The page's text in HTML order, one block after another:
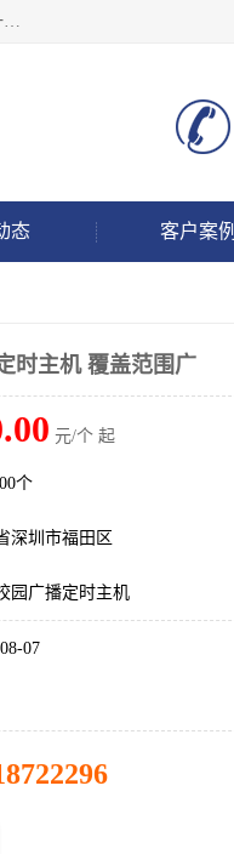
深圳市鼎尊时代科技有限公司主要从事：IP网络定压广播功放厂家、IP网络防水音柱厂家、校园IP网络广播系统厂家；公司是一家集研发、生产、销售公共广播器材于一体的现代电子科技企业。公司成立多年来，本着“自主研发技术、开拓稳定的产品”的宗旨，集多年的行业经验，引航广播行业的迅猛发展，使产品能够适应时代技术发展的需要。
态 客户案例
时主机 覆盖范围广
元/个 起
个
深圳市福田区
园广播定时主机
07